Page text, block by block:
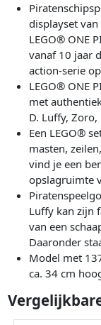
displayset
LEGO® ONE
vanaf 10 jaar
action-serie
LEGO® ONE
met
D. Luffy,
Een LEGO®
masten,
vind je een
opslagruimte
Luffy kan zijn
van een
Daaronder
Model met
ca. 34 cm